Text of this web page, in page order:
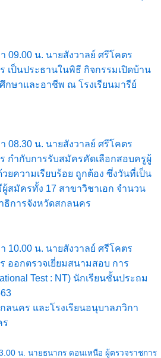
09.00 น. นายสังวาลย์ ศรีโคตร
เป็นประธานในพิธี กิจกรรมเปิดบ้าน
กษาและอาชีพ ณ โรงเรียนมารีย์
08.30 น. นายสังวาลย์ ศรีโคตร
กำกับการรับสมัครคัดเลือกสอบครูผู้
ยความเรียบร้อย ถูกต้อง ซึ่งวันที่เป็น
สมัครทั้ง 17 สาขาวิชาเอก จำนวน
การจังหวัดสกลนคร
10.00 น. นายสังวาลย์ ศรีโคตร
ออกตรวจเยี่ยมสนามสอบ การ
Test : NT) นักเรียนชั้นประถม
ลนคร และโรงเรียนอนุบาลภวิกา
ร
น. นายธนากร ดอนเหนือ ผู้ตรวจราชการ